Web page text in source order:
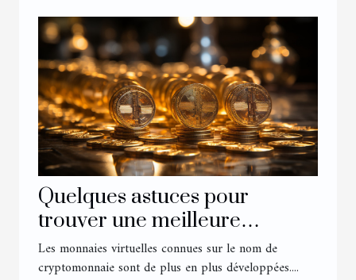
Quelques astuces pour
trouver une meilleure
cryptomonnaie en 2022
Les monnaies virtuelles connues sur le nom de
cryptomonnaie sont de plus en plus développées....